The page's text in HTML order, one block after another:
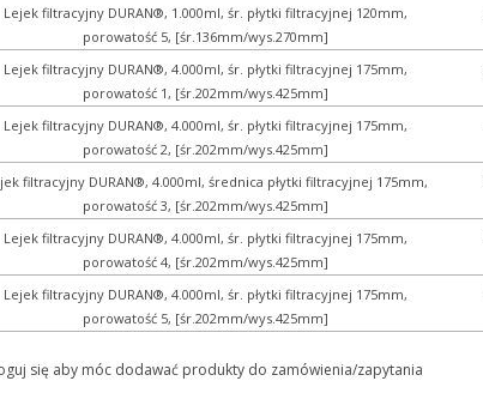
Lejek filtracyjny DURAN®, 1.000ml, śr. płytki filtracyjnej 120mm,
porowatość 5, [śr.136mm/wys.270mm]
Lejek filtracyjny DURAN®, 4.000ml, śr. płytki filtracyjnej 175mm,
porowatość 1, [śr.202mm/wys.425mm]
Lejek filtracyjny DURAN®, 4.000ml, śr. płytki filtracyjnej 175mm,
porowatość 2, [śr.202mm/wys.425mm]
filtracyjny DURAN®, 4.000ml, średnica płytki filtracyjnej 175mm,
porowatość 3, [śr.202mm/wys.425mm]
Lejek filtracyjny DURAN®, 4.000ml, śr. płytki filtracyjnej 175mm,
porowatość 4, [śr.202mm/wys.425mm]
Lejek filtracyjny DURAN®, 4.000ml, śr. płytki filtracyjnej 175mm,
porowatość 5, [śr.202mm/wys.425mm]
się aby móc dodawać produkty do zamówienia/zapytania